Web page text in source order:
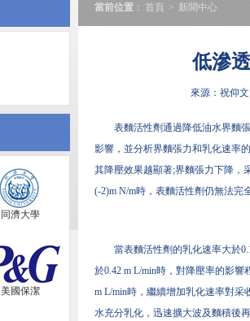
同濟大學
美國保潔
當前位置 ： 首頁 > 新聞中心
低滲
來源：祝仰
表麵活性劑通過降低油水界麵
影響，並分析界麵張力和乳化速率
其降壓效果越顯著;界麵張力下降，
(-2)m N/m時，表麵活性劑仍無法完
當表麵活性劑的乳化速率大於
於0.42 m L/min時，對降壓率的影
m L/min時，繼續增加乳化速率對
水充分乳化，迅速擴大波及麵積後